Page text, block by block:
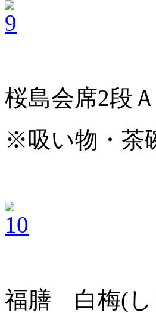
桜島会席2段
※吸い物・茶
福膳 白梅(し